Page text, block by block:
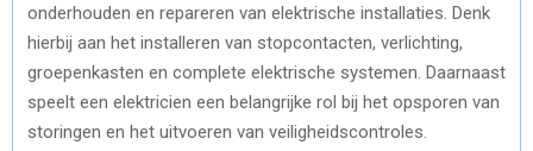
onderhouden en repareren van elektrische installaties. Denk
hierbij aan het installeren van stopcontacten, verlichting,
groepenkasten en complete elektrische systemen. Daarnaast
speelt een elektricien een belangrijke rol bij het opsporen van
storingen en het uitvoeren van veiligheidscontroles.